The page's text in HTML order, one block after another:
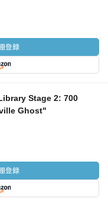
Stage 2: 700
Ghost"